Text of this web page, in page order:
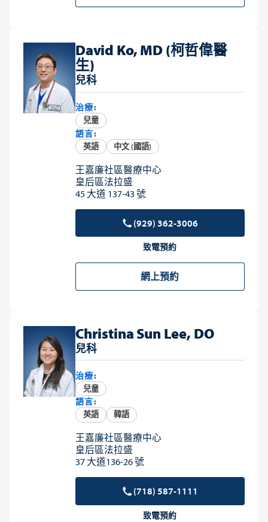
David Ko, MD (柯哲偉醫
生)
兒科
治療:
兒童
語言:
英語 中文 (國語)
王嘉廉社區醫療中心
皇后區法拉盛
45 大道 137-43 號
(929) 362-3006
致電預約
網上預約
Christina Sun Lee, DO
兒科
治療:
兒童
語言:
英語 韓語
王嘉廉社區醫療中心
皇后區法拉盛
37 大道136-26 號
(718) 587-1111
致電預約